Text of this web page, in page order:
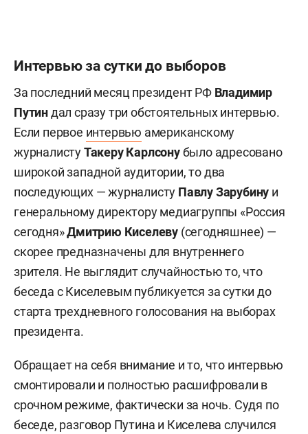
Интервью за сутки до выборов
За последний месяц президент РФ Владимир
Путиндал сразу три обстоятельных интервью.
Если первое интервью американскому
журналистуТакеру Карлсонубыло адресовано
широкой западной аудитории, то два
последующих — журналисту Павлу Зарубину и
генеральному директору медиагруппы «Россия
сегодня»Дмитрию Киселеву (сегодняшнее) —
скорее предназначены для внутреннего
зрителя. Не выглядит случайностью то, что
беседа с Киселевым публикуется за сутки до
старта трехдневного голосования на выборах
президента.
Обращает на себя внимание и то, что интервью
смонтировали и полностью расшифровали в
срочном режиме, фактически за ночь. Судя по
беседе, разговор Путина и Киселева случился